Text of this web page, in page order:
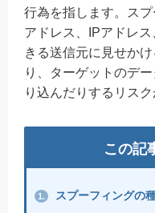
行為を指します。ス
アドレス、IPアドレ
きる送信元に見せか
り、ターゲットのデー
り込んだりするリスク
この記
1. スプーフィングの